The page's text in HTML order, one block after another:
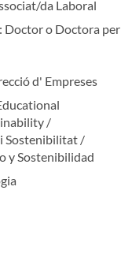
da Laboral
Doctor o Doctora per
d' Empreses
/
Sostenibilitat /
y Sostenibilidad